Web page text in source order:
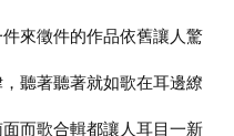
來徵件的作品依舊讓人驚
聽著聽著就如歌在耳邊繚
而歌合輯都讓人耳目一新